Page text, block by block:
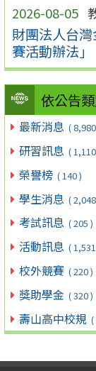
2026-08-05
財團法人台
賽活動辦法」
依公告
最新消息 (
研習訊息 (
榮譽榜 ( 140 )
學生消息 (
考試訊息 ( 205 )
活動訊息 (
校外競賽 ( 220 )
獎助學金 ( 320 )
壽山高中校規 (